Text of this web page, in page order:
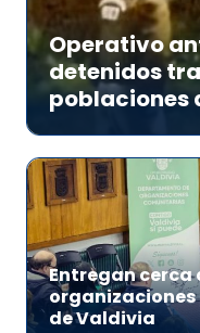
Operativo
detenidos
poblaciones
Entregan cerca
de Valdivia